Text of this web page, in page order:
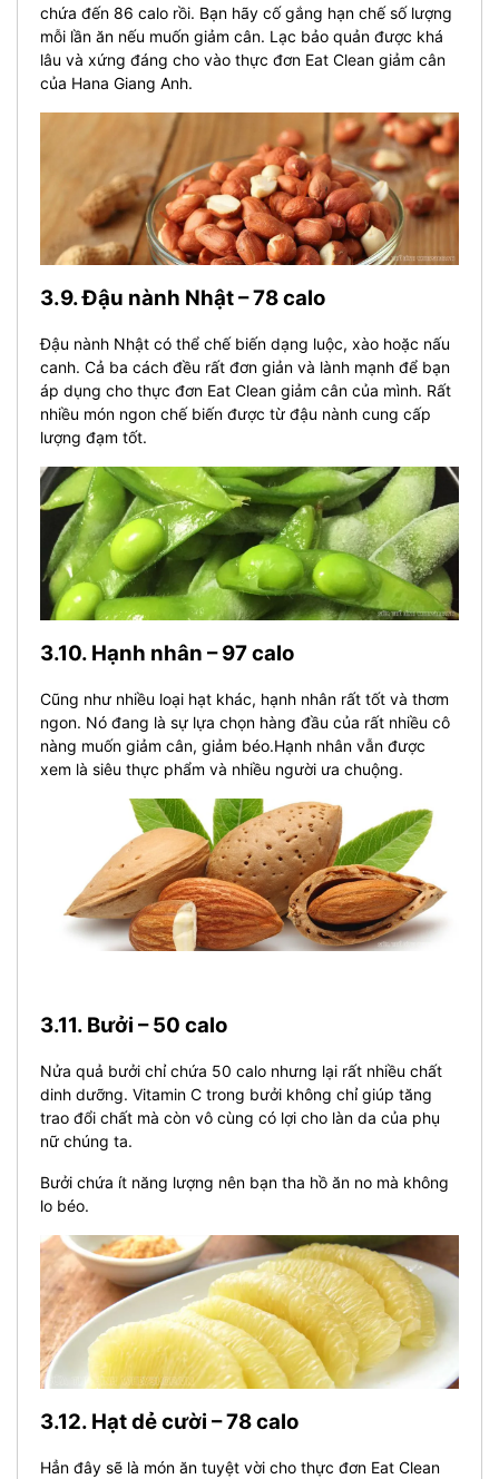
chứa đến 86 calo rồi. Bạn hãy cố gắng hạn chế số lượng
mỗi lần ăn nếu muốn giảm cân. Lạc bảo quản được khá
lâu và xứng đáng cho vào thực đơn Eat Clean giảm cân
của Hana Giang Anh.
3.9. Đậu nành Nhật – 78 calo
Đậu nành Nhật có thể chế biến dạng luộc, xào hoặc nấu
canh. Cả ba cách đều rất đơn giản và lành mạnh để bạn
áp dụng cho thực đơn Eat Clean giảm cân của mình. Rất
nhiều món ngon chế biến được từ đậu nành cung cấp
lượng đạm tốt.
3.10. Hạnh nhân – 97 calo
Cũng như nhiều loại hạt khác, hạnh nhân rất tốt và thơm
ngon. Nó đang là sự lựa chọn hàng đầu của rất nhiều cô
nàng muốn giảm cân, giảm béo.Hạnh nhân vẫn được
xem là siêu thực phẩm và nhiều người ưa chuộng.
3.11. Bưởi – 50 calo
Nửa quả bưởi chỉ chứa 50 calo nhưng lại rất nhiều chất
dinh dưỡng. Vitamin C trong bưởi không chỉ giúp tăng
trao đổi chất mà còn vô cùng có lợi cho làn da của phụ
nữ chúng ta.
Bưởi chứa ít năng lượng nên bạn tha hồ ăn no mà không
lo béo.
3.12. Hạt dẻ cười – 78 calo
Hẳn đây sẽ là món ăn tuyệt vời cho thực đơn Eat Clean